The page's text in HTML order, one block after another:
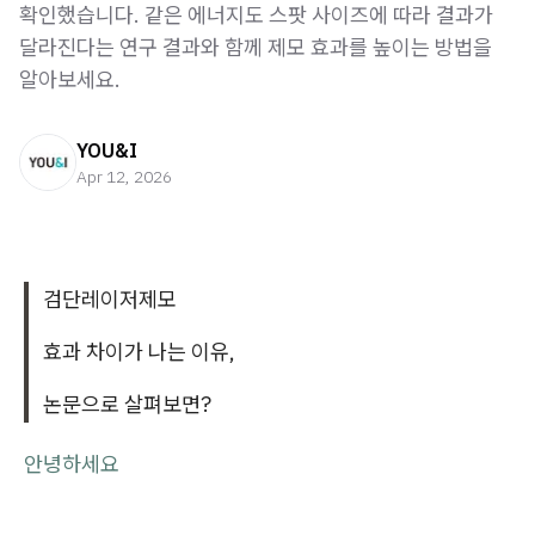
확인했습니다. 같은 에너지도 스팟 사이즈에 따라 결과가
달라진다는 연구 결과와 함께 제모 효과를 높이는 방법을
알아보세요.
YOU&I
Apr 12, 2026
검단레이저제모
효과 차이가 나는 이유,
논문으로 살펴보면?
안녕하세요